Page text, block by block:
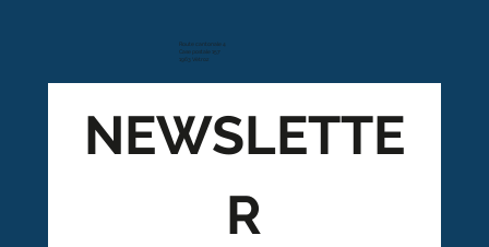
Route cantonale 4
Case postale 157
1963 Vétroz
NEWSLETTE
R